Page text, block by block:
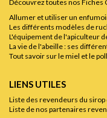
Découvrez toutes nos Fiches
Allumer et utiliser un
Les différents modèles de
L'équipement de l'apiculteur
La vie de l'abeille : ses
Tout savoir sur le miel et le
LIENS UTILES
Liste des revendeurs du
Liste de nos partenaires